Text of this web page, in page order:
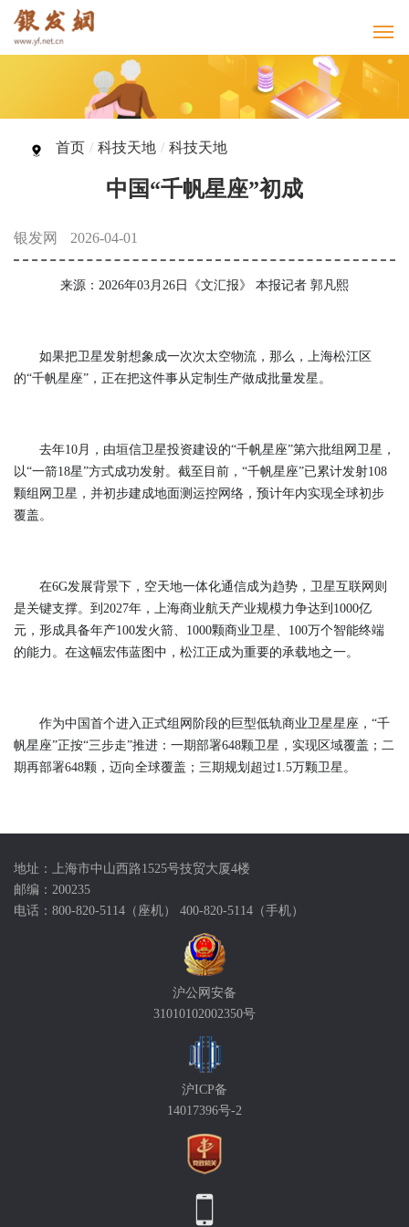
首页 / 科技天地 / 科技天地
中国“千帆星座”初成
银发网 2026-04-01
来源：2026年03月26日《文汇报》 本报记者 郭凡熙
如果把卫星发射想象成一次次太空物流，那么，上海松江区
的“千帆星座”，正在把这件事从定制生产做成批量发星。
去年10月，由垣信卫星投资建设的“千帆星座”第六批组网卫星，
以“一箭18星”方式成功发射。截至目前，“千帆星座”已累计发射108
颗组网卫星，并初步建成地面测运控网络，预计年内实现全球初步
覆盖。
在6G发展背景下，空天地一体化通信成为趋势，卫星互联网则
是关键支撑。到2027年，上海商业航天产业规模力争达到1000亿
元，形成具备年产100发火箭、1000颗商业卫星、100万个智能终端
的能力。在这幅宏伟蓝图中，松江正成为重要的承载地之一。
作为中国首个进入正式组网阶段的巨型低轨商业卫星星座，“千
帆星座”正按“三步走”推进：一期部署648颗卫星，实现区域覆盖；二
期再部署648颗，迈向全球覆盖；三期规划超过1.5万颗卫星。
地址：上海市中山西路1525号技贸大厦4楼
邮编：200235
电话：800-820-5114（座机） 400-820-5114（手机）
沪公网安备
31010102002350号
沪ICP备
14017396号-2